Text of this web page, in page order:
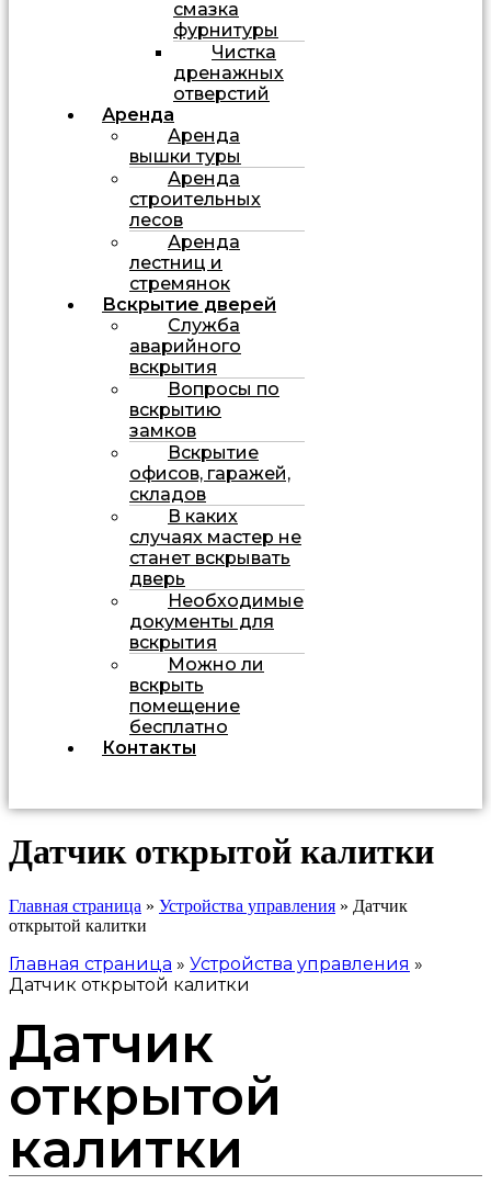
смазка
фурнитуры
Чистка
дренажных
отверстий
Аренда
Аренда
вышки туры
Аренда
строительных
лесов
Аренда
лестниц и
стремянок
Вскрытие дверей
Служба
аварийного
вскрытия
Вопросы по
вскрытию
замков
Вскрытие
офисов, гаражей,
складов
В каких
случаях мастер не
станет вскрывать
дверь
Необходимые
документы для
вскрытия
Можно ли
вскрыть
помещение
бесплатно
Контакты
Датчик открытой калитки
Главная страница » Устройства управления » Датчик
открытой калитки
Главная страница » Устройства управления »
Датчик открытой калитки
Датчик
открытой
калитки